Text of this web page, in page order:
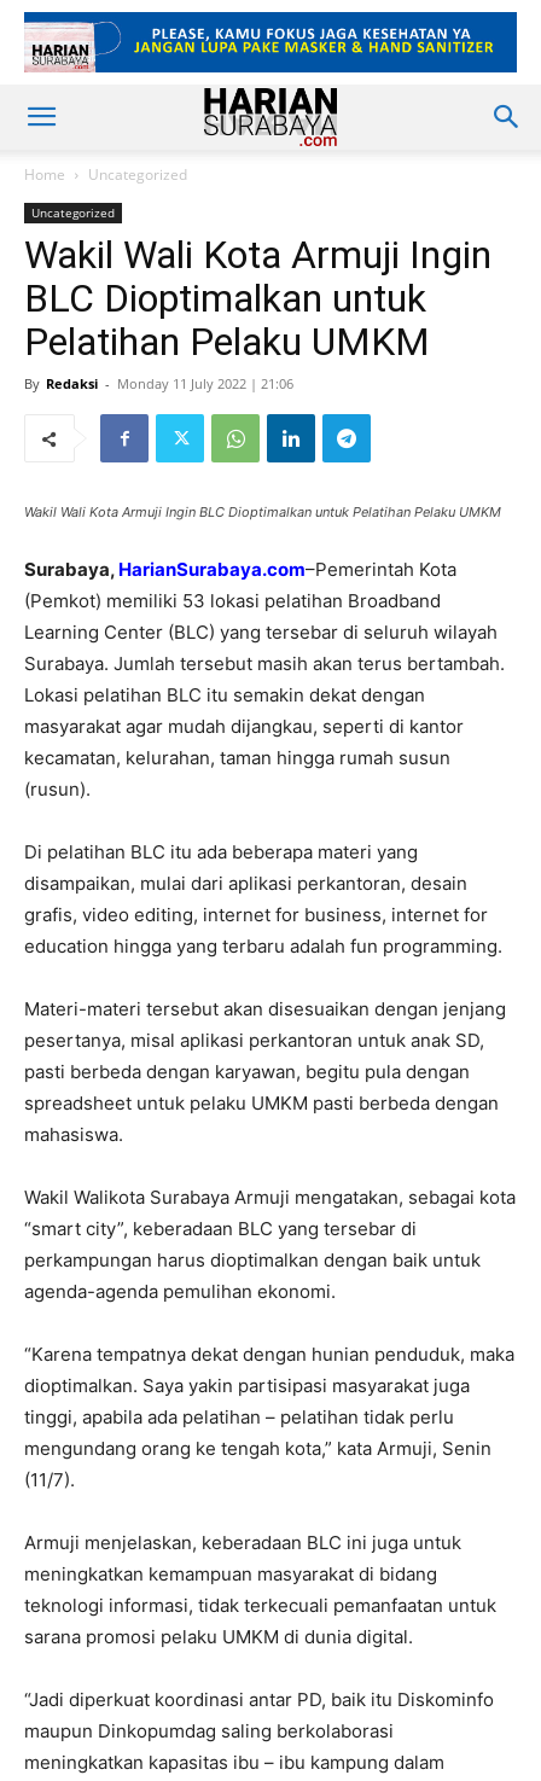
Home Uncategorized
Uncategorized
Wakil Wali Kota Armuji Ingin
BLC Dioptimalkan untuk
Pelatihan Pelaku UMKM
By Redaksi - Monday 11 July 2022 | 21:06
Wakil Wali Kota Armuji Ingin BLC Dioptimalkan untuk Pelatihan Pelaku UMKM
Surabaya, HarianSurabaya.com–Pemerintah Kota
(Pemkot) memiliki 53 lokasi pelatihan Broadband
Learning Center (BLC) yang tersebar di seluruh wilayah
Surabaya. Jumlah tersebut masih akan terus bertambah.
Lokasi pelatihan BLC itu semakin dekat dengan
masyarakat agar mudah dijangkau, seperti di kantor
kecamatan, kelurahan, taman hingga rumah susun
(rusun).
Di pelatihan BLC itu ada beberapa materi yang
disampaikan, mulai dari aplikasi perkantoran, desain
grafis, video editing, internet for business, internet for
education hingga yang terbaru adalah fun programming.
Materi-materi tersebut akan disesuaikan dengan jenjang
pesertanya, misal aplikasi perkantoran untuk anak SD,
pasti berbeda dengan karyawan, begitu pula dengan
spreadsheet untuk pelaku UMKM pasti berbeda dengan
mahasiswa.
Wakil Walikota Surabaya Armuji mengatakan, sebagai kota
“smart city”, keberadaan BLC yang tersebar di
perkampungan harus dioptimalkan dengan baik untuk
agenda-agenda pemulihan ekonomi.
“Karena tempatnya dekat dengan hunian penduduk, maka
dioptimalkan. Saya yakin partisipasi masyarakat juga
tinggi, apabila ada pelatihan – pelatihan tidak perlu
mengundang orang ke tengah kota,” kata Armuji, Senin
(11/7).
Armuji menjelaskan, keberadaan BLC ini juga untuk
meningkatkan kemampuan masyarakat di bidang
teknologi informasi, tidak terkecuali pemanfaatan untuk
sarana promosi pelaku UMKM di dunia digital.
“Jadi diperkuat koordinasi antar PD, baik itu Diskominfo
maupun Dinkopumdag saling berkolaborasi
meningkatkan kapasitas ibu – ibu kampung dalam